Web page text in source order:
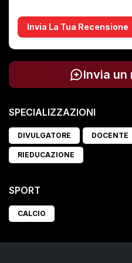
Invia La Tua Recensione
Invia un
SPECIALIZZAZIONI
DIVULGATORE DOCENTE
RIEDUCAZIONE
SPORT
CALCIO